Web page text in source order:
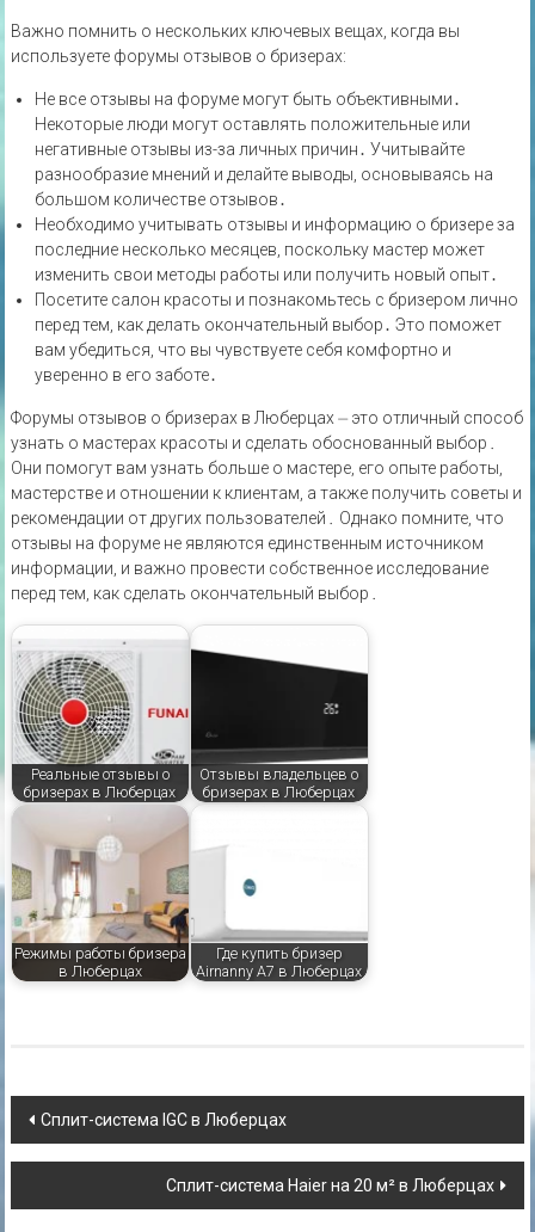
Важно помнить о нескольких ключевых вещах‚ когда вы
используете форумы отзывов о бризерах:
Не все отзывы на форуме могут быть объективными․
Некоторые люди могут оставлять положительные или
негативные отзывы из-за личных причин․ Учитывайте
разнообразие мнений и делайте выводы‚ основываясь на
большом количестве отзывов․
Необходимо учитывать отзывы и информацию о бризере за
последние несколько месяцев‚ поскольку мастер может
изменить свои методы работы или получить новый опыт․
Посетите салон красоты и познакомьтесь с бризером лично
перед тем‚ как делать окончательный выбор․ Это поможет
вам убедиться‚ что вы чувствуете себя комфортно и
уверенно в его заботе․
Форумы отзывов о бризерах в Люберцах ⏤ это отличный способ
узнать о мастерах красоты и сделать обоснованный выбор․
Они помогут вам узнать больше о мастере‚ его опыте работы‚
мастерстве и отношении к клиентам‚ а также получить советы и
рекомендации от других пользователей․ Однако помните‚ что
отзывы на форуме не являются единственным источником
информации‚ и важно провести собственное исследование
перед тем‚ как сделать окончательный выбор․
Реальные отзывы о
бризерах в Люберцах
Отзывы владельцев о
бризерах в Люберцах
Режимы работы бризера
в Люберцах
Где купить бризер
Airnanny A7 в Люберцах
Навигация
по
записям
Сплит-система IGC в Люберцах
Сплит-система Haier на 20 м² в Люберцах